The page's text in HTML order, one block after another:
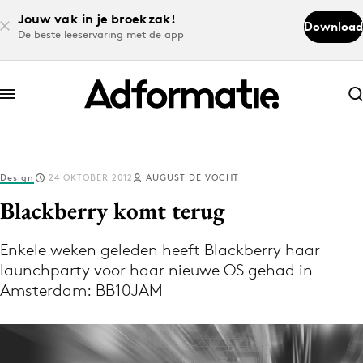
Jouw vak in je broekzak!
De beste leeservaring met de app
Download
Abonneer nu
Abonneer nu
Log in
Download de app
Volg het laatste nieuws via de Adformatie
Nieuws app
Design 24 OKTOBER 2012 AUGUST DE VOCHT
Blackberry komt terug
Enkele weken geleden heeft Blackberry haar
launchparty voor haar nieuwe OS gehad in
Amsterdam: BB10JAM